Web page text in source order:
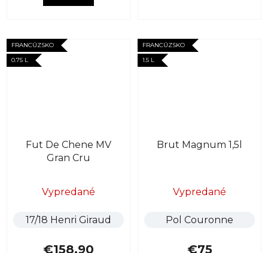
FRANCÚZSKO
0.75 L
Fut De Chene MV
Gran Cru
Vypredané
17/18 Henri Giraud
€158,90
FRANCÚZSKO
1.5 L
Brut Magnum 1,5l
Vypredané
Pol Couronne
€75